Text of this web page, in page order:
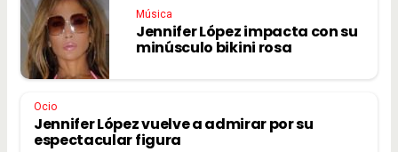
Música
Jennifer López impacta con su
minúsculo bikini rosa
Ocio
Jennifer López vuelve a admirar por su
espectacular figura